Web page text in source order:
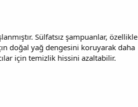
Sülfatsız şampuanlar, özellikle
doğal yağ dengesini koruyarak daha
için temizlik hissini azaltabilir.